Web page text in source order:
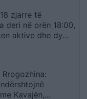
zjarre të
deri në orën 18:00,
aktive dhe dy
Kavajën,